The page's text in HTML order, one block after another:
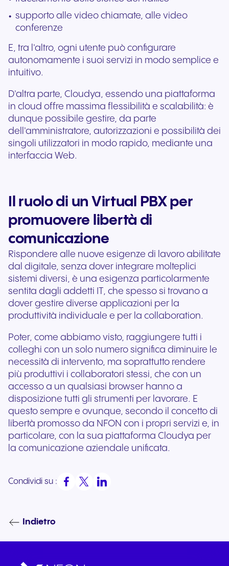
supporto alle video chiamate, alle video
conferenze
E, tra l'altro, ogni utente può configurare
autonomamente i suoi servizi in modo semplice e
intuitivo.
D'altra parte, Cloudya, essendo una piattaforma
in cloud offre massima flessibilità e scalabilità: è
dunque possibile gestire, da parte
dell'amministratore, autorizzazioni e possibilità dei
singoli utilizzatori in modo rapido, mediante una
interfaccia Web.
Il ruolo di un Virtual PBX per
promuovere libertà di
comunicazione
Rispondere alle nuove esigenze di lavoro abilitate
dal digitale, senza dover integrare molteplici
sistemi diversi, è una esigenza particolarmente
sentita dagli addetti IT, che spesso si trovano a
dover gestire diverse applicazioni per la
produttività individuale e per la collaboration.
Poter, come abbiamo visto, raggiungere tutti i
colleghi con un solo numero significa diminuire le
necessità di intervento, ma soprattutto rendere
più produttivi i collaboratori stessi, che con un
accesso a un qualsiasi browser hanno a
disposizione tutti gli strumenti per lavorare. E
questo sempre e ovunque, secondo il concetto di
libertà promosso da NFON con i propri servizi e, in
particolare, con la sua piattaforma Cloudya per
la comunicazione aziendale unificata.
Condividi su :
Indietro